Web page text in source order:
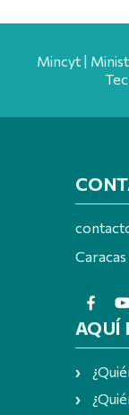
Mincyt |
AQUÍ